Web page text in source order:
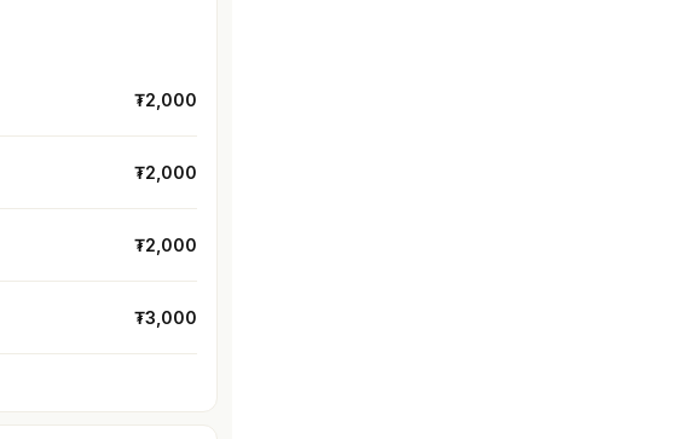
₮2,000
₮2,000
₮2,000
₮3,000